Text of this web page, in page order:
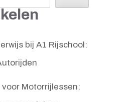
bij A1 Rijschool:
Motorrijlessen: